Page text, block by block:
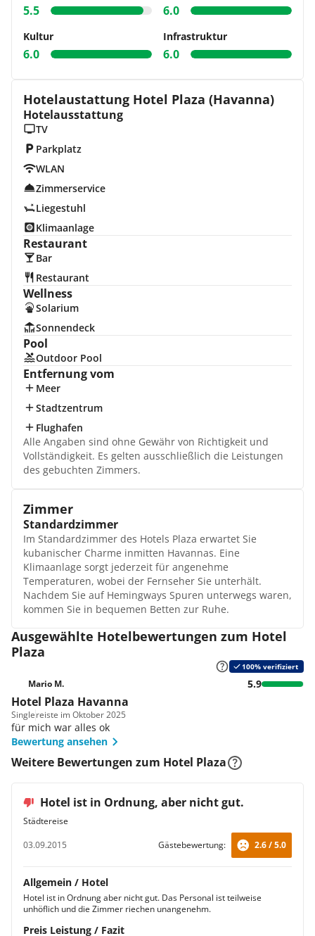
5.5 6.0
Kultur
6.0
Infrastruktur
6.0
Hotelaustattung Hotel Plaza (Havanna)
Hotelausstattung
TV
Parkplatz
WLAN
Zimmerservice
Liegestuhl
Klimaanlage
Restaurant
Bar
Restaurant
Wellness
Solarium
Sonnendeck
Pool
Outdoor Pool
Entfernung vom
Meer
Stadtzentrum
Flughafen
Alle Angaben sind ohne Gewähr von Richtigkeit und
Vollständigkeit. Es gelten ausschließlich die Leistungen
des gebuchten Zimmers.
Zimmer
Standardzimmer
Im Standardzimmer des Hotels Plaza erwartet Sie
kubanischer Charme inmitten Havannas. Eine
Klimaanlage sorgt jederzeit für angenehme
Temperaturen, wobei der Fernseher Sie unterhält.
Nachdem Sie auf Hemingways Spuren unterwegs waren,
kommen Sie in bequemen Betten zur Ruhe.
Ausgewählte Hotelbewertungen zum Hotel
Plaza
100% verifiziert
Mario M. 5.9
Hotel Plaza Havanna
Singlereiste im Oktober 2025
für mich war alles ok
Bewertung ansehen
Weitere Bewertungen zum Hotel Plaza
Hotel ist in Ordnung, aber nicht gut.
Städtereise
03.09.2015
Gästebewertung: 2.6 / 5.0
Allgemein / Hotel
Hotel ist in Ordnung aber nicht gut. Das Personal ist teilweise
unhöflich und die Zimmer riechen unangenehm.
Preis Leistung / Fazit